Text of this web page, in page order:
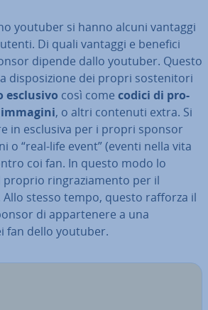
youtuber si hanno alcuni vantaggi
Di quali vantaggi e benefici
dipende dallo youtuber. Questo
di­spo­si­zio­ne dei propri so­ste­ni­to­ri
esclusivo così come codici di pro­
, o altri contenuti extra. Si
in esclusiva per i propri sponsor
o “real-life event” (eventi nella vita
coi fan. In questo modo lo
rin­gra­zia­men­to per il
stesso tempo, questo rafforza il
di ap­par­te­ne­re a una
fan dello youtuber.